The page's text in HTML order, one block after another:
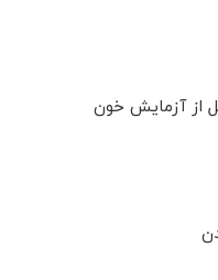
از آزمایش خون